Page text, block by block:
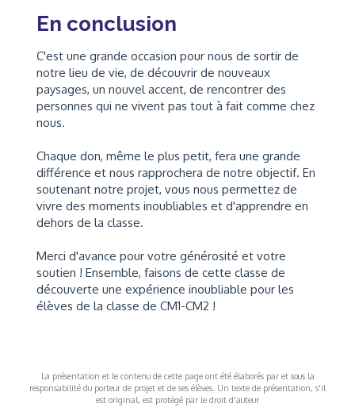
En conclusion
C'est une grande occasion pour nous de sortir de
notre lieu de vie, de découvrir de nouveaux
paysages, un nouvel accent, de rencontrer des
personnes qui ne vivent pas tout à fait comme chez
nous.
Chaque don, même le plus petit, fera une grande
différence et nous rapprochera de notre objectif. En
soutenant notre projet, vous nous permettez de
vivre des moments inoubliables et d'apprendre en
dehors de la classe.
Merci d'avance pour votre générosité et votre
soutien ! Ensemble, faisons de cette classe de
découverte une expérience inoubliable pour les
élèves de la classe de CM1-CM2 !
La présentation et le contenu de cette page ont été élaborés par et sous la
responsabilité du porteur de projet et de ses élèves. Un texte de présentation, s'il
est original, est protégé par le droit d'auteur